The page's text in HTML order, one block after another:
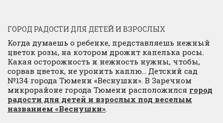
ГОРОД РАДОСТИ ДЛЯ ДЕТЕЙ И ВЗРОСЛЫХ
Когда думаешь о ребенке, представляешь нежный
цветок розы, на котором дрожит капелька росы.
Какая осторожность и нежность нужны, чтобы,
сорвав цветок, не уронить каплю… Детский сад
№134 города Тюмени «Веснушки». В Заречном
микрорайоне города Тюмени расположился город
радости для детей и взрослых под веселым
названием «Веснушки».